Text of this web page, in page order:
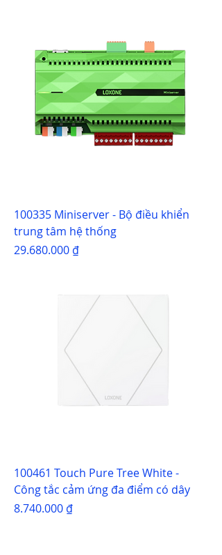
100335 Miniserver - Bộ điều khiển
trung tâm hệ thống
Giá
29.680.000 ₫
100461 Touch Pure Tree White -
Công tắc cảm ứng đa điểm có dây
Giá
8.740.000 ₫